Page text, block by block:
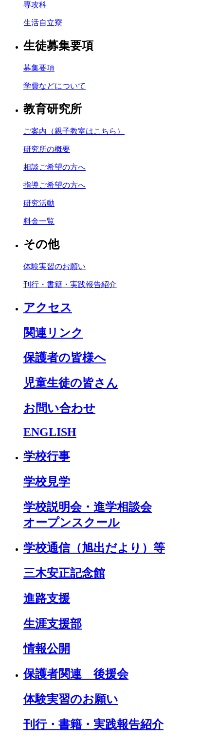
専攻科
生活自立寮
生徒募集要項
募集要項
学費などについて
教育研究所
ご案内（親子教室はこちら）
研究所の概要
相談ご希望の方へ
指導ご希望の方へ
研究活動
料金一覧
その他
体験実習のお願い
刊行・書籍・実践報告紹介
アクセス
関連リンク
保護者の皆様へ
児童生徒の皆さん
お問い合わせ
ENGLISH
学校行事
学校見学
学校説明会・進学相談会
オープンスクール
学校通信（旭出だより）等
三木安正記念館
進路支援
生涯支援部
情報公開
保護者関連 後援会
体験実習のお願い
刊行・書籍・実践報告紹介